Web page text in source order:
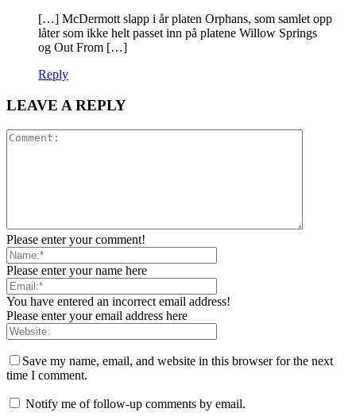
[…] McDermott slapp i år platen Orphans, som samlet opp
låter som ikke helt passet inn på platene Willow Springs
og Out From […]
Reply
LEAVE A REPLY
Please enter your comment!
Please enter your name here
You have entered an incorrect email address!
Please enter your email address here
Save my name, email, and website in this browser for the next
time I comment.
Notify me of follow-up comments by email.